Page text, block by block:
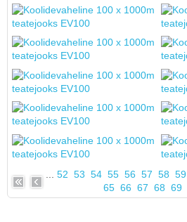
52 53 54 55 56 57 58 59
65 66 67 68 69